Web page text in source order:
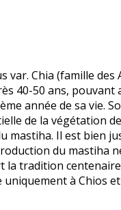
var. Chia (famille
40-50 ans,
année de sa vie.
de la végétation
Il est bien
du mastiha
tradition
à Chios